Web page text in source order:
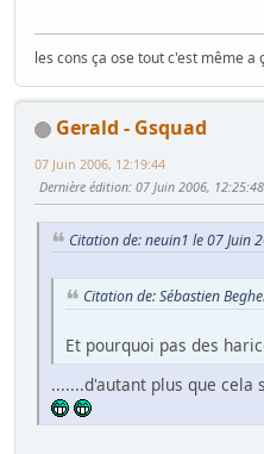
les cons ça ose tout c'est même a
Gerald - Gsquad
07 Juin 2006, 12:19:44
Dernière édition: 07 Juin 2006,
Citation de: neuin1 le 07 Juin
Citation de: Sébastien
Et pourquoi pas des
.......d'autant plus que cela